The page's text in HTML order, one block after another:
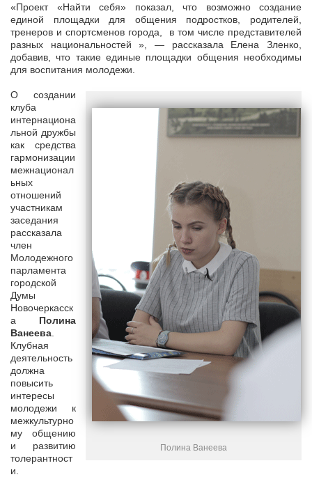
«Проект «Найти себя» показал, что возможно создание
единой площадки для общения подростков, родителей,
тренеров и спортсменов города, в том числе представителей
разных национальностей », — рассказала Елена Зленко,
добавив, что такие единые площадки общения необходимы
для воспитания молодежи.
Полина Ванеева
О создании
клуба
интернациона
льной дружбы
как средства
гармонизации
межнационал
ьных
отношений
участникам
заседания
рассказала
член
Молодежного
парламента
городской
Думы
Новочеркасск
а Полина
Ванеева
Клубная
деятельность
должна
повысить
интересы
молодежи к
межкультурно
му общению
и развитию
толерантност
и.